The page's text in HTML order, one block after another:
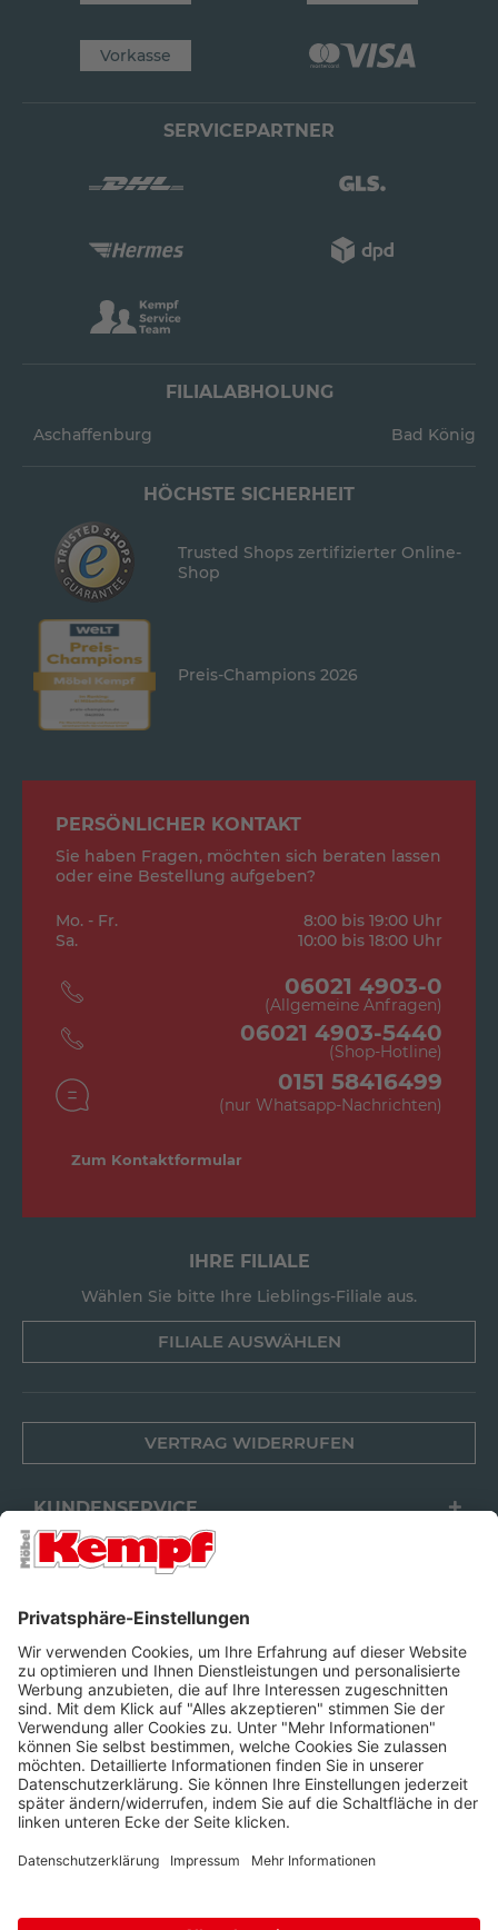
Vorkasse
SERVICEPARTNER
FILIALABHOLUNG
Aschaffenburg Bad König
HÖCHSTE SICHERHEIT
Trusted Shops zertifizierter Online-
Shop
Preis-Champions 2026
PERSÖNLICHER KONTAKT
Sie haben Fragen, möchten sich beraten lassen
oder eine Bestellung aufgeben?
Mo. - Fr.
8:00 bis 19:00 Uhr
Sa.
10:00 bis 18:00 Uhr
06021 4903-0
(Allgemeine Anfragen)
06021 4903-5440
(Shop-Hotline)
0151 58416499
(nur Whatsapp-Nachrichten)
Zum Kontaktformular
IHRE FILIALE
Wählen Sie bitte Ihre Lieblings-Filiale aus.
FILIALE AUSWÄHLEN
VERTRAG WIDERRUFEN
KUNDENSERVICE
FILIALEN
FOLGEN SIE UNS
Barrierefreiheit Cookie-Einstellungen Widerrufsrecht
Nachnahmegebühren, wenn nicht anders beschrieben.